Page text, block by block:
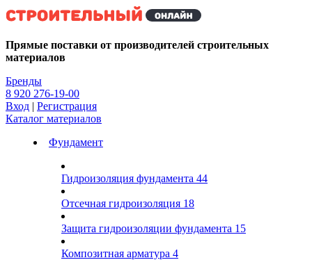
Kg
Прямые поставки от производителей строительных
материалов
Бренды
8 920 276-19-00
Вход | Регистрация
Каталог материалов
Фундамент
Гидроизоляция фундамента 44
Отсечная гидроизоляция 18
Защита гидроизоляции фундамента 15
Композитная арматура 4